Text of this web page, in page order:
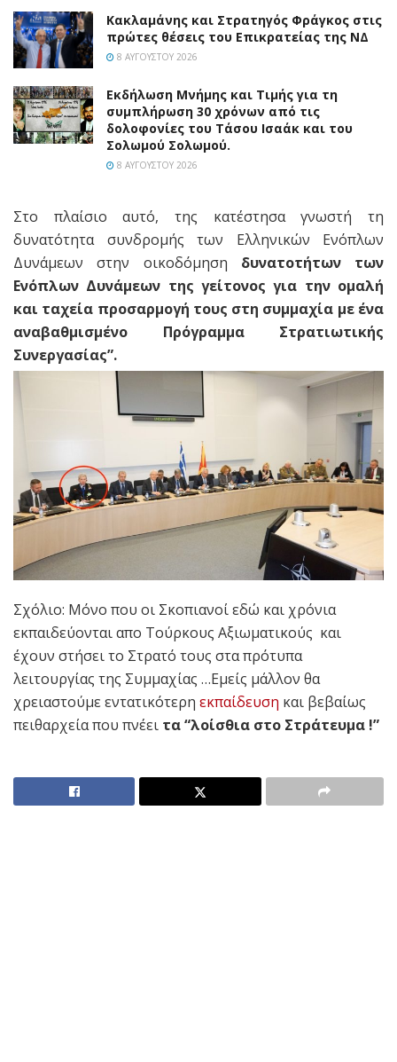
Κακλαμάνης και Στρατηγός Φράγκος στις
πρώτες θέσεις του Επικρατείας της ΝΔ
8 ΑΥΓΟΎΣΤΟΥ 2026
Εκδήλωση Μνήμης και Τιμής για τη
συμπλήρωση 30 χρόνων από τις
δολοφονίες του Τάσου Ισαάκ και του
Σολωμού Σολωμού.
8 ΑΥΓΟΎΣΤΟΥ 2026
Στο πλαίσιο αυτό, της κατέστησα γνωστή τη
δυνατότητα συνδρομής των Ελληνικών Ενόπλων
Δυνάμεων στην οικοδόμηση δυνατοτήτων των
Ενόπλων Δυνάμεων της γείτονος για την ομαλή
και ταχεία προσαρμογή τους στη συμμαχία με ένα
αναβαθμισμένο Πρόγραμμα Στρατιωτικής
Συνεργασίας”.
Σχόλιο: Μόνο που οι Σκοπιανοί εδώ και χρόνια
εκπαιδεύονται απο Τούρκους Αξιωματικούς και
έχουν στήσει το Στρατό τους στα πρότυπα
λειτουργίας της Συμμαχίας …Εμείς μάλλον θα
χρειαστούμε εντατικότερη εκπαίδευση και βεβαίως
πειθαρχεία που πνέει τα “λοίσθια στο Στράτευμα !”